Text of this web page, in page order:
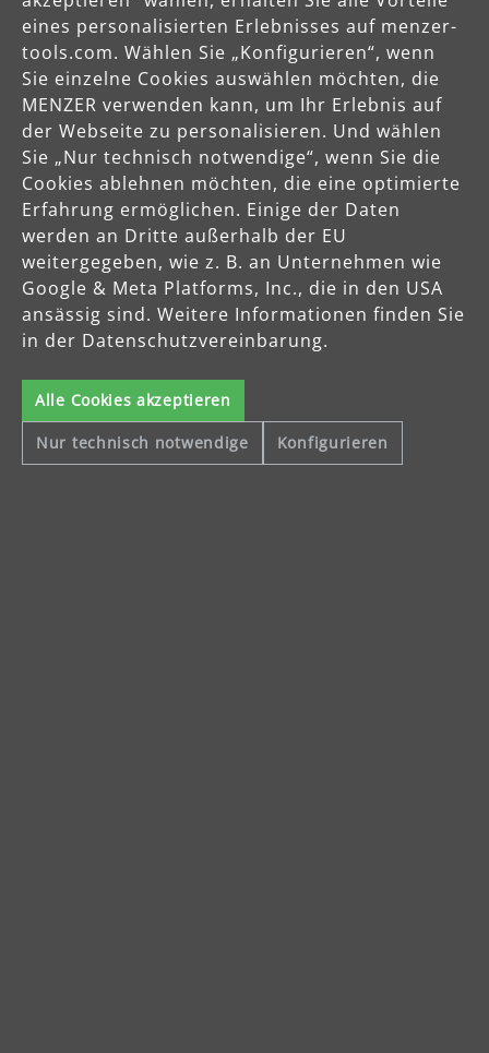
Mo-Do: 8-16 Uhr
Fr: 8-14 Uhr
Produkte
Service
Unternehmen
Celsiusstraße 20
eines personalisierten Erlebnisses auf menzer-
tools.com. Wählen Sie „Konfigurieren“, wenn
Sie einzelne Cookies auswählen möchten, die
MENZER verwenden kann, um Ihr Erlebnis auf
der Webseite zu personalisieren. Und wählen
Sie „Nur technisch notwendige“, wenn Sie die
Cookies ablehnen möchten, die eine optimierte
Erfahrung ermöglichen. Einige der Daten
werden an Dritte außerhalb der EU
weitergegeben, wie z. B. an Unternehmen wie
Google & Meta Platforms, Inc., die in den USA
ansässig sind. Weitere Informationen finden Sie
in der Datenschutzvereinbarung.
Alle Cookies akzeptieren
Nur technisch notwendige Konfigurieren